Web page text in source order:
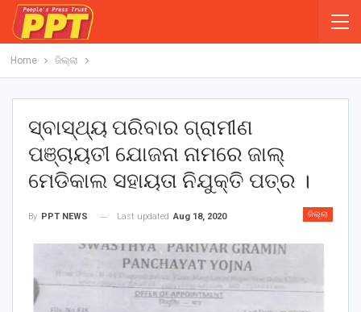
Home ଜିଲ୍ଲା
ସ୍ବାସ୍ଥ୍ୟ ପରିବାର ଗ୍ରାମୀଣ
ପଞ୍ଚାୟତୀ ଯୋଜନା ନାମରେ ଜାଲ୍
ମେଡିକାଲ ସହାୟତା ନିଯୁକ୍ତି ପତ୍ର ।
ଜିଲ୍ଲା
By PPT NEWS Last updated Aug 18, 2020